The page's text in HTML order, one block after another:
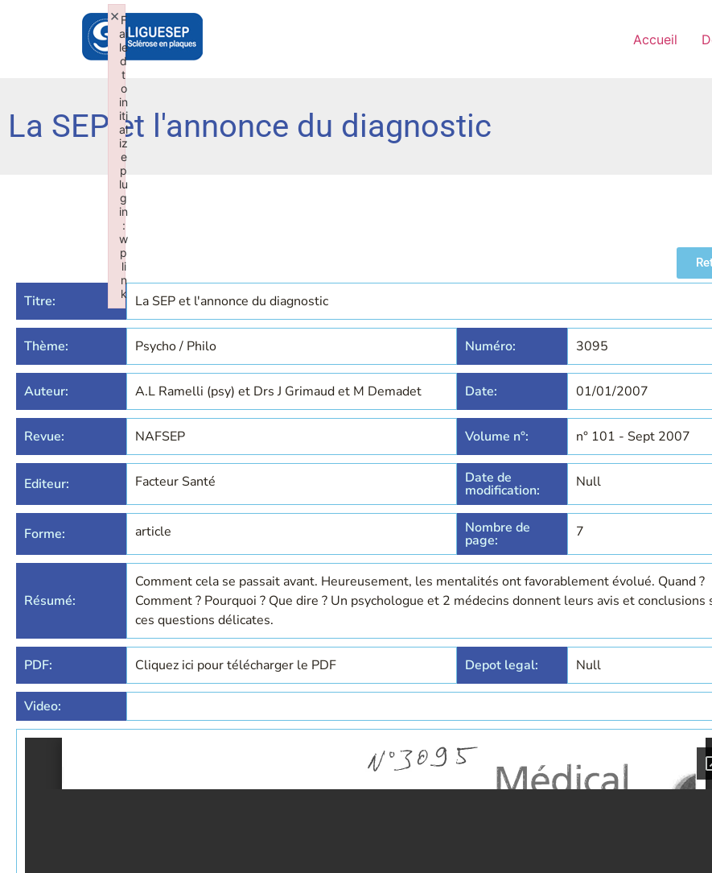
Accueil
La SEP et l'annonce du diagnostic
Titre: La SEP et l'annonce du diagnostic
Thème: Psycho / Philo Numéro: 3095
Auteur: A.L Ramelli (psy) et Drs J Grimaud et M Demadet Date: 01/01/2007
Revue: NAFSEP Volume n°: n° 101 - Sept 2007
Editeur: Facteur Santé Date de
modification: Null
Forme: article Nombre de
page: 7
Résumé:
Comment cela se passait avant. Heureusement, les mentalités ont favorablement évolué. Quand ?
Comment ? Pourquoi ? Que dire ? Un psychologue et 2 médecins donnent leurs avis et conclusions
ces questions délicates.
PDF: Cliquez ici pour télécharger le PDF Depot legal: Null
Video:
F
ai
le
d
t
o
in
iti
al
iz
e
p
lu
g
in
:
w
p
li
n
k
×
Failed to initialize plugin: wplink